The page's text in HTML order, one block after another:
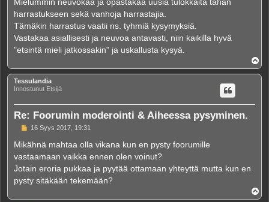
harrastukseen sekä vanhoja harrastajia.
Tämäkin harrastus vaatii ns. tyhmiä kysymyksiä.
Vastakaa asiallisesti ja neuvoa antavasti, niin kaikilla hyvä
"etsintä mieli jatkossakin" ja uskallusta kysyä.
l
ö
Tessulandia
Innostunut Etsijä
Re: Foorumin moderointi & Aiheessa pysyminen.
V
e
t
i
16 Syys 2017, 19:31
Mikähnä mahtaa olla vikana kun en pysty foorumille
vastaamaan vaikka ennen olen voinut?
Jotain eroria pukkaa ja pyytää ottamaan yhteyttä mutta kun en
pysty sitäkään tekemään?
l